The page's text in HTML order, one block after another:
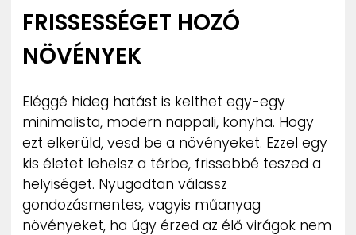
FRISSESSÉGET HOZÓ
NÖVÉNYEK
Eléggé hideg hatást is kelthet egy-egy
minimalista, modern nappali, konyha. Hogy
ezt elkerüld, vesd be a növényeket. Ezzel egy
kis életet lehelsz a térbe, frissebbé teszed a
helyiséget. Nyugodtan válassz
gondozásmentes, vagyis műanyag
növényeket, ha úgy érzed az élő virágok nem